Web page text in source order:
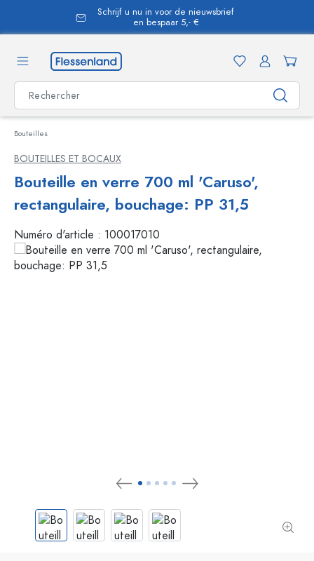
Schrijf u nu in voor de nieuwsbrief
en bespaar 5,- €
Bouteilles
BOUTEILLES ET BOCAUX
Bouteille en verre 700 ml 'Caruso',
rectangulaire, bouchage: PP 31,5
Numéro d'article : 100017010